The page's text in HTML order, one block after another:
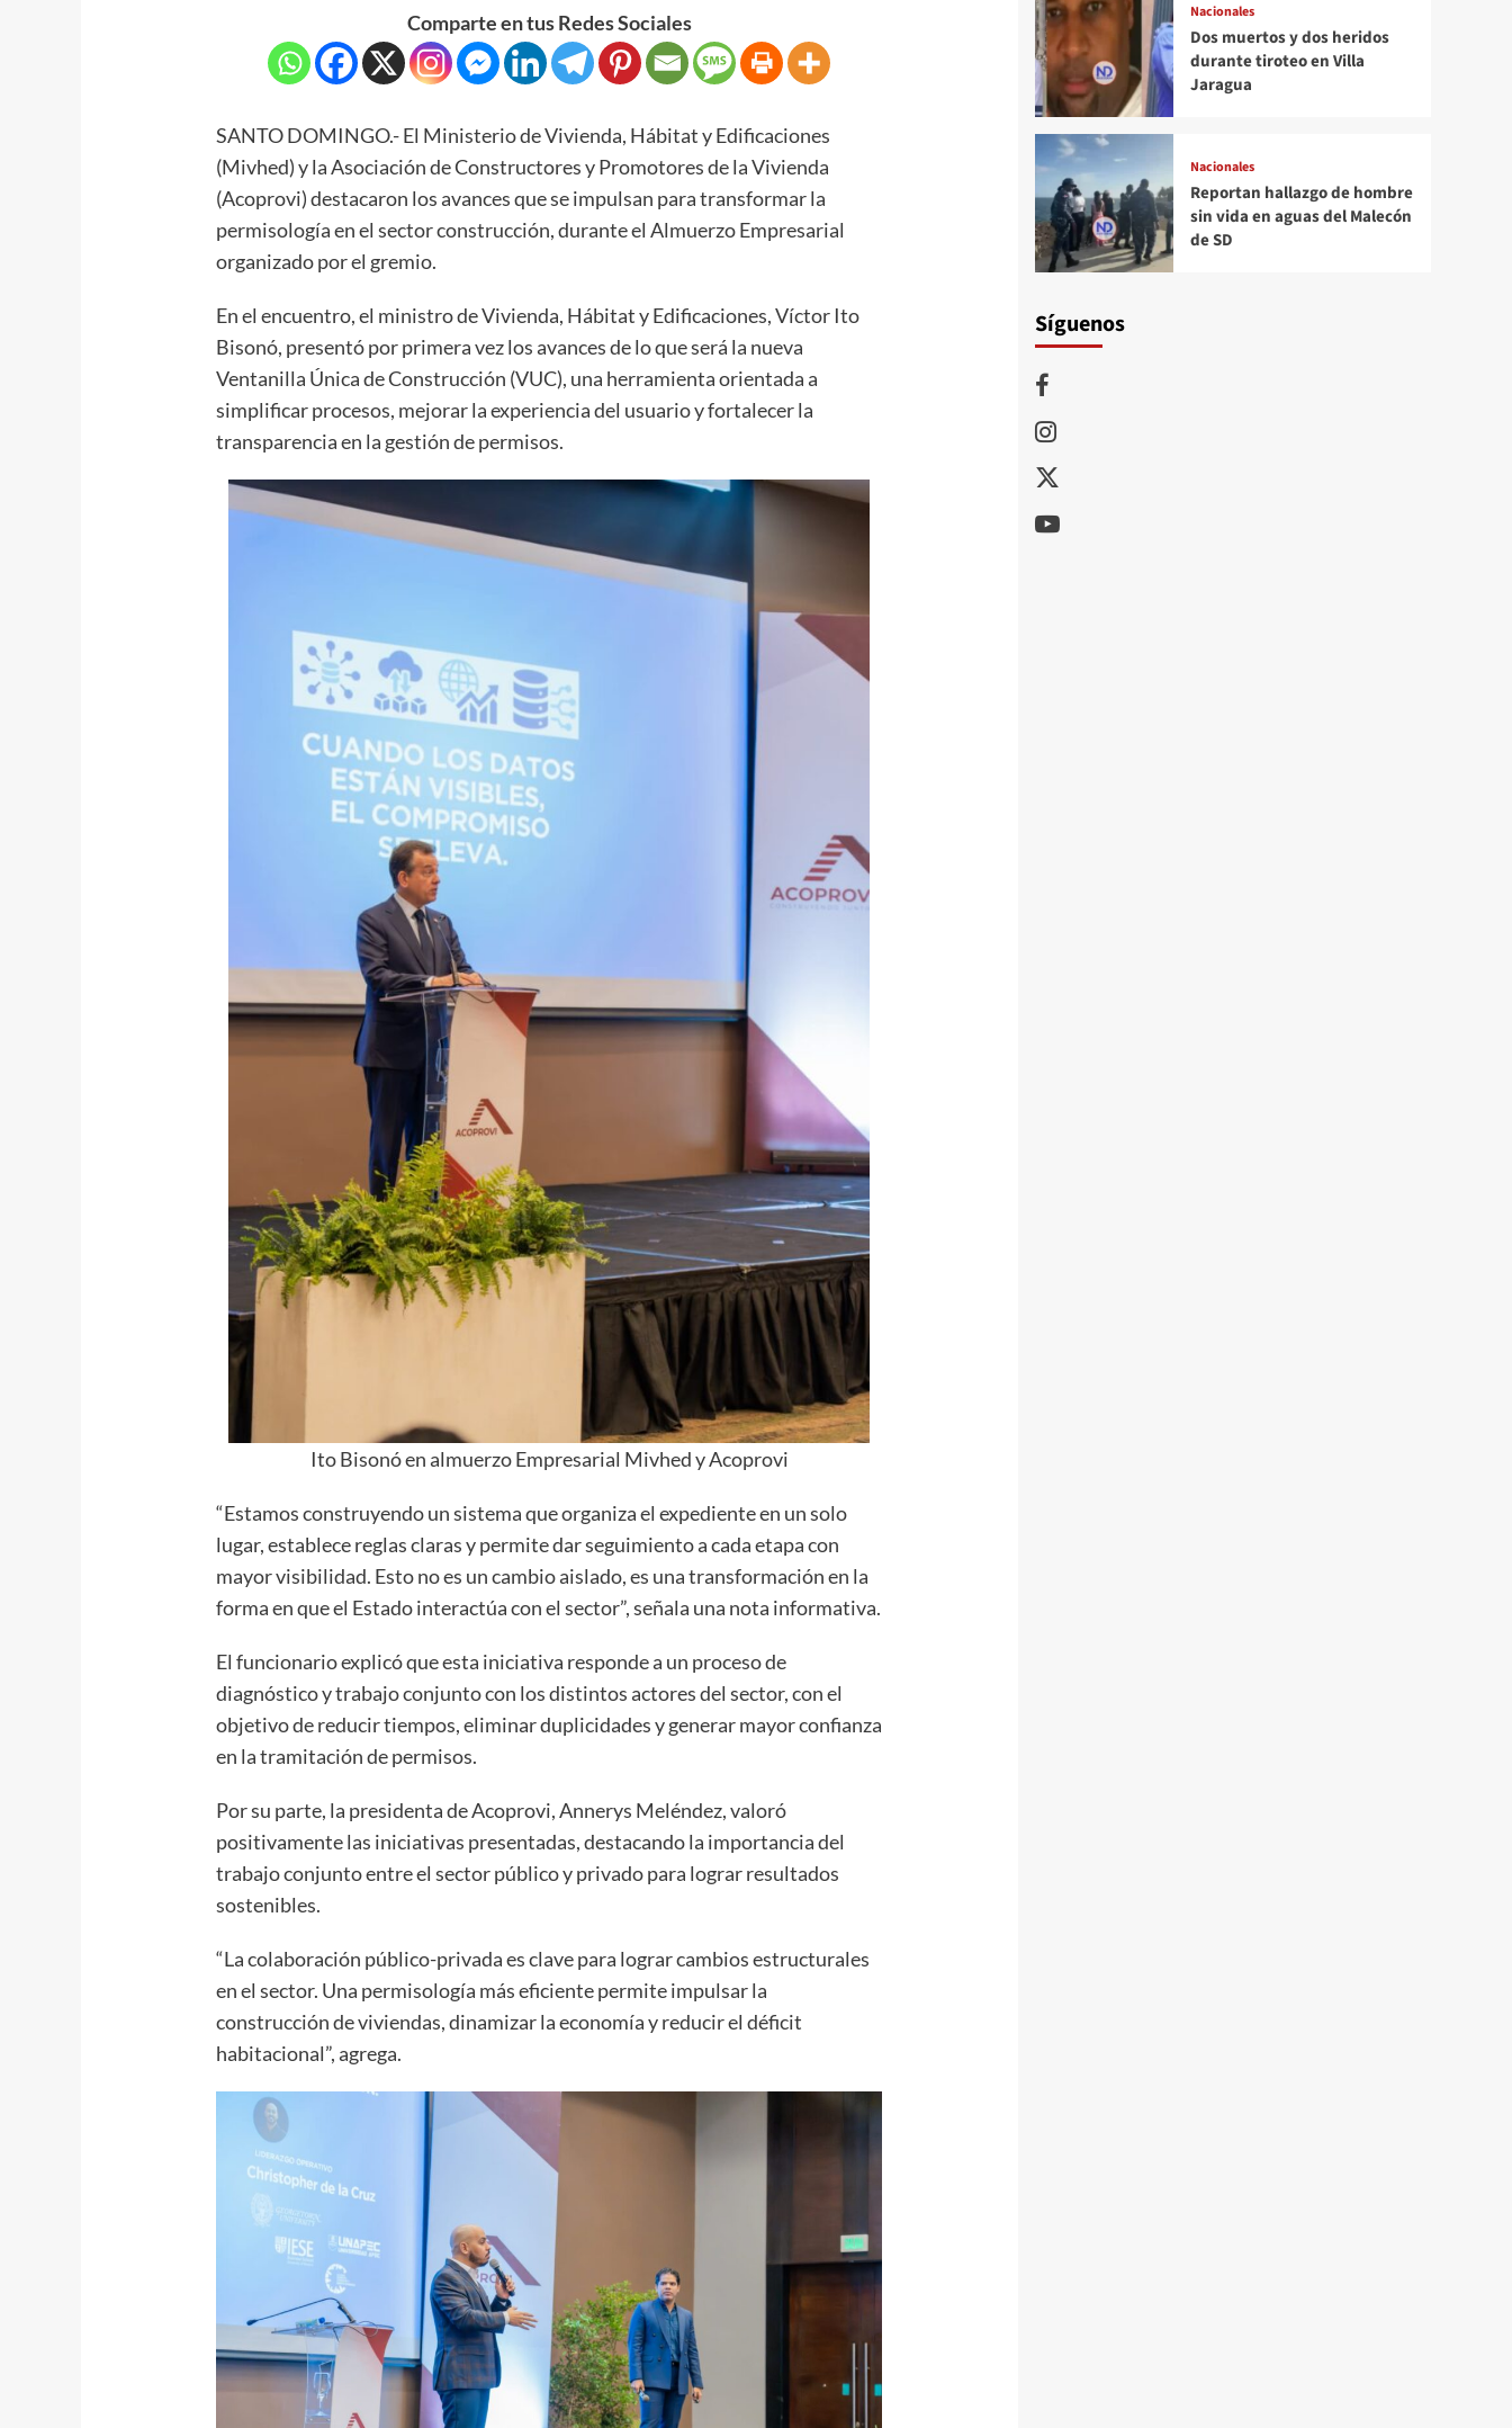
Comparte en tus Redes Sociales
SANTO DOMINGO.- El Ministerio de Vivienda, Hábitat y Edificaciones
(Mivhed) y la Asociación de Constructores y Promotores de la Vivienda
(Acoprovi) destacaron los avances que se impulsan para transformar la
permisología en el sector construcción, durante el Almuerzo Empresarial
organizado por el gremio.
En el encuentro, el ministro de Vivienda, Hábitat y Edificaciones, Víctor Ito
Bisonó, presentó por primera vez los avances de lo que será la nueva
Ventanilla Única de Construcción (VUC), una herramienta orientada a
simplificar procesos, mejorar la experiencia del usuario y fortalecer la
transparencia en la gestión de permisos.
Ito Bisonó en almuerzo Empresarial Mivhed y Acoprovi
“Estamos construyendo un sistema que organiza el expediente en un solo
lugar, establece reglas claras y permite dar seguimiento a cada etapa con
mayor visibilidad. Esto no es un cambio aislado, es una transformación en la
forma en que el Estado interactúa con el sector”, señala una nota informativa.
El funcionario explicó que esta iniciativa responde a un proceso de
diagnóstico y trabajo conjunto con los distintos actores del sector, con el
objetivo de reducir tiempos, eliminar duplicidades y generar mayor confianza
en la tramitación de permisos.
Por su parte, la presidenta de Acoprovi, Annerys Meléndez, valoró
positivamente las iniciativas presentadas, destacando la importancia del
trabajo conjunto entre el sector público y privado para lograr resultados
sostenibles.
“La colaboración público-privada es clave para lograr cambios estructurales
en el sector. Una permisología más eficiente permite impulsar la
construcción de viviendas, dinamizar la economía y reducir el déficit
habitacional”, agrega.
Nacionales
Dos muertos y dos heridos
durante tiroteo en Villa
Jaragua
Nacionales
Reportan hallazgo de hombre
sin vida en aguas del Malecón
de SD
Síguenos